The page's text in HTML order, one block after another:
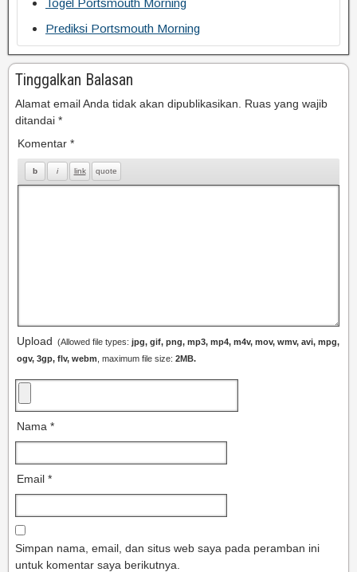
Togel Portsmouth Morning
Prediksi Portsmouth Morning
Tinggalkan Balasan
Alamat email Anda tidak akan dipublikasikan.
Ruas yang wajib
ditandai *
Komentar *
Upload (Allowed file types: jpg, gif, png, mp3, mp4, m4v, mov, wmv, avi, mpg,
ogv, 3gp, flv, webm , maximum file size: 2MB.
Nama *
Email *
Simpan nama, email, dan situs web saya pada peramban ini
untuk komentar saya berikutnya.